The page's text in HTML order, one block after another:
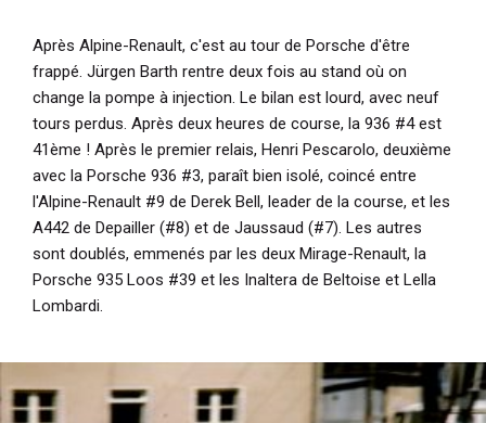
Après Alpine-Renault, c'est au tour de Porsche d'être
frappé. Jürgen Barth rentre deux fois au stand où on
change la pompe à injection. Le bilan est lourd, avec neuf
tours perdus. Après deux heures de course, la 936 #4 est
41ème ! Après le premier relais, Henri Pescarolo, deuxième
avec la Porsche 936 #3, paraît bien isolé, coincé entre
l'Alpine-Renault #9 de Derek Bell, leader de la course, et les
A442 de Depailler (#8) et de Jaussaud (#7). Les autres
sont doublés, emmenés par les deux Mirage-Renault, la
Porsche 935 Loos #39 et les Inaltera de Beltoise et Lella
Lombardi.